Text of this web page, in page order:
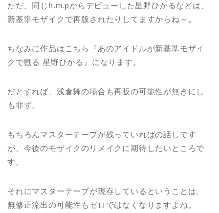
ただ、同じh.m.pからデビューした星野ひかるなどは、
新基準モザイクで再版されたりしてますからね～。
ちなみに作品はこちら『あのアイドルが新基準モザイ
クで甦る 星野ひかる』になります。
だとすれば、浅倉舞の場合も再販の可能性が無きにし
も非ず。
もちろんマスターテープが残っていればの話しです
が、今後のモザイクのリメイクに期待したいところで
す。
それにマスターテープが現存しているということは、
無修正流出の可能性もゼロではなくなりますよね。